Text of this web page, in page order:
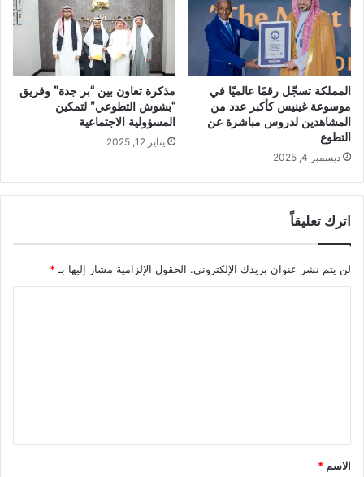
المملكة تسجّل رقمًا عالميًا في
موسوعة غينيس كأكبر عدد من
المشاهدين لدروس مباشرة عن
التطوع
ديسمبر 4, 2025
مذكرة تعاون بين “بر جدة” وفريق
“بشوش التطوعي” لتمكين
المسؤولية الاجتماعية
يناير 12, 2025
اترك تعليقاً
لن يتم نشر عنوان بريدك الإلكتروني. الحقول الإلزامية مشار إليها بـ*
ق
*
الاسم *